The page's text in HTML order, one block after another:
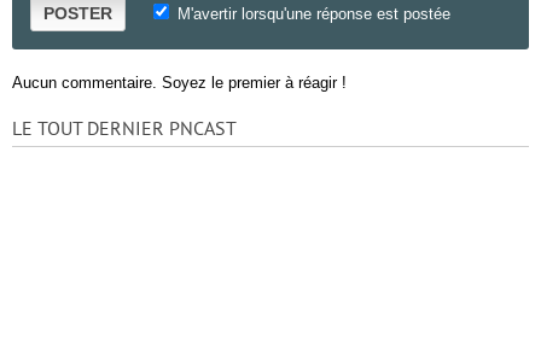
POSTER M'avertir lorsqu'une réponse est postée
Aucun commentaire. Soyez le premier à réagir !
LE TOUT DERNIER PNCAST